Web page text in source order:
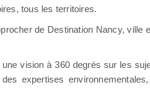
tous les territoires.
de Destination Nancy, ville
vision à 360 degrés sur les
expertises